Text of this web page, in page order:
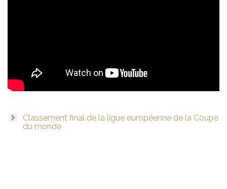
Classement final de la ligue européenne de la Coupe
du monde